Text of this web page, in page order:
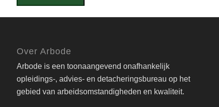
Over Arbode
Arbode is een toonaangevend onafhankelijk
opleidings-, advies- en detacheringsbureau op het
gebied van arbeidsomstandigheden en kwaliteit.